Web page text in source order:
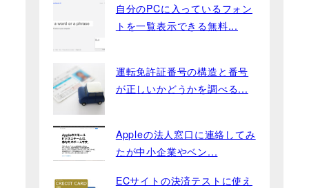
自分のPCに入っているフォン
トを一覧表示できる無料...
運転免許証番号の構造と番号
が正しいかどうかを調べる...
Appleの法人窓口に連絡してみ
たが中小企業やベン...
ECサイトの決済テストに使え